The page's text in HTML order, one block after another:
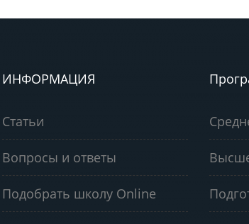
ИНФОРМАЦИЯ
Статьи
Вопросы и ответы
Подобрать школу Online